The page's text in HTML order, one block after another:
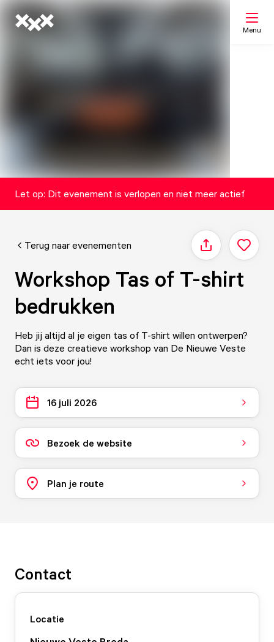
Menu
Let op: Dit evenement is verlopen en niet meer actief
Terug naar evenementen Delen
Workshop Tas of T-shirt
bedrukken
Heb jij altijd al je eigen tas of T-shirt willen ontwerpen?
Dan is deze creatieve workshop van De Nieuwe Veste
echt iets voor jou!
16 juli 2026
Bezoek de website
Plan je route
Contact
Locatie